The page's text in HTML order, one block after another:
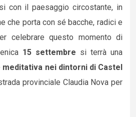
con il paesaggio circostante, in
che porta con sé bacche, radici e
celebrare questo momento di
15 settembre si terrà una
nei dintorni di Castel
provinciale Claudia Nova per